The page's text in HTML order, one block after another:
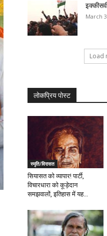
March
Load
लोकप्रिय पोस्ट
स्मृति/विरासत
सियासत को व्यापार! पार्टी,
विचारधारा को कूड़ेदान
समझवालों, इतिहास में यह...